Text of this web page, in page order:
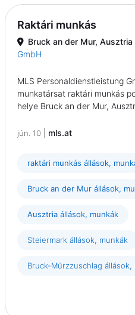
Raktári munkás
Bruck an der Mur, Ausztria
GmbH
MLS Personaldienstleistung
munkatársat raktári munkás
helye Bruck an der Mur,
jún. 10 mls.at
raktári munkás állások,
Bruck an der Mur állások,
Ausztria állások, munkák
Steiermark állások, munkák
Bruck-Mürzzuschlag állások,